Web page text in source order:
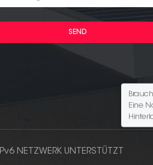
SEND
IPv6 NETZWERK UNTERSTÜTZT
Eine